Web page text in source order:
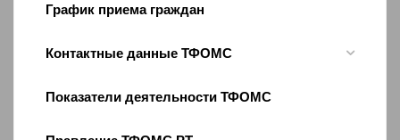
График приема граждан
Контактные данные ТФОМС
Показатели деятельности ТФОМС